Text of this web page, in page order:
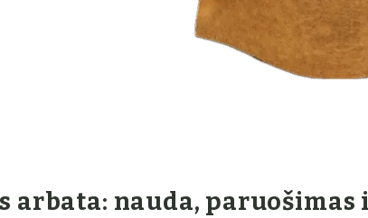
arbata: nauda, paruošimas